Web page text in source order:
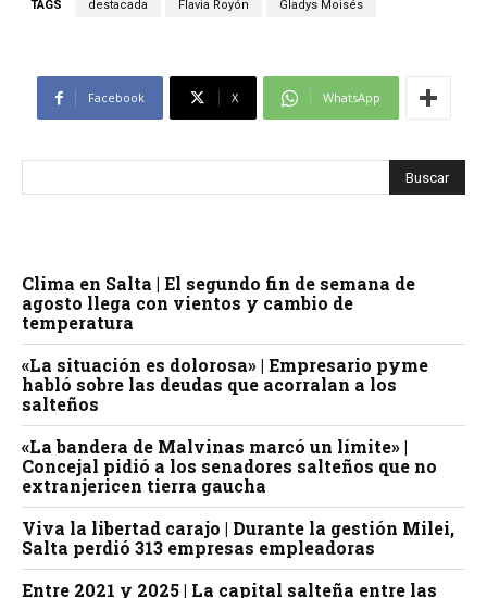
TAGS destacada Flavia Royón Gladys Moisés
Facebook X WhatsApp
Clima en Salta | El segundo fin de semana de
agosto llega con vientos y cambio de
temperatura
«La situación es dolorosa» | Empresario pyme
habló sobre las deudas que acorralan a los
salteños
«La bandera de Malvinas marcó un límite» |
Concejal pidió a los senadores salteños que no
extranjericen tierra gaucha
Viva la libertad carajo | Durante la gestión Milei,
Salta perdió 313 empresas empleadoras
Entre 2021 y 2025 | La capital salteña entre las